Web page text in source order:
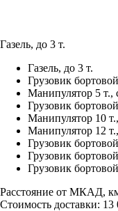
Газель, до 3 т.
Газель, до 3 т.
Грузовик
Манипулятор 5 т.,
Грузовик
Манипулятор 10
Манипулятор 12
Грузовик
Грузовик
Грузовик
Расстояние от МКАД,
Стоимость доставки: 13